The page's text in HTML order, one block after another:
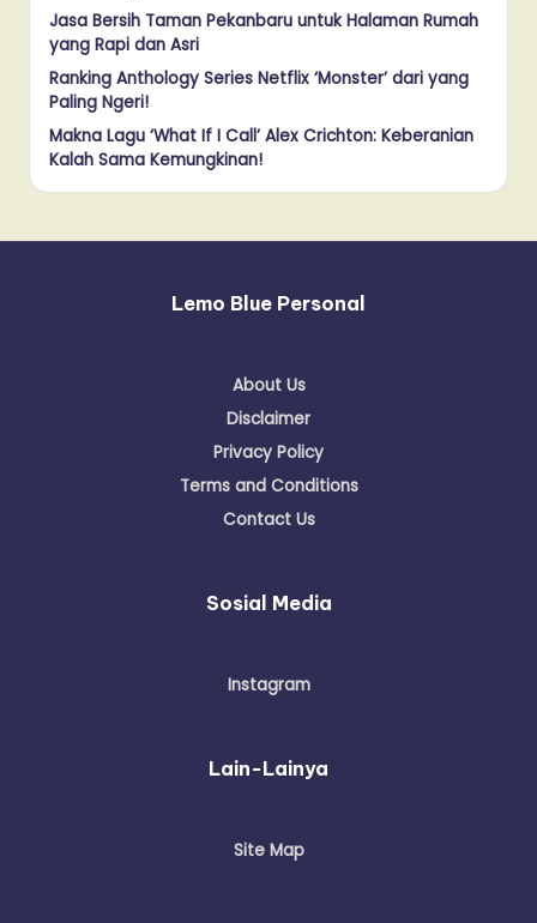
Jasa Bersih Taman Pekanbaru untuk Halaman Rumah
yang Rapi dan Asri
Ranking Anthology Series Netflix ‘Monster’ dari yang
Paling Ngeri!
Makna Lagu ‘What If I Call’ Alex Crichton: Keberanian
Kalah Sama Kemungkinan!
Lemo Blue Personal
About Us
Disclaimer
Privacy Policy
Terms and Conditions
Contact Us
Sosial Media
Instagram
Lain-Lainya
Site Map